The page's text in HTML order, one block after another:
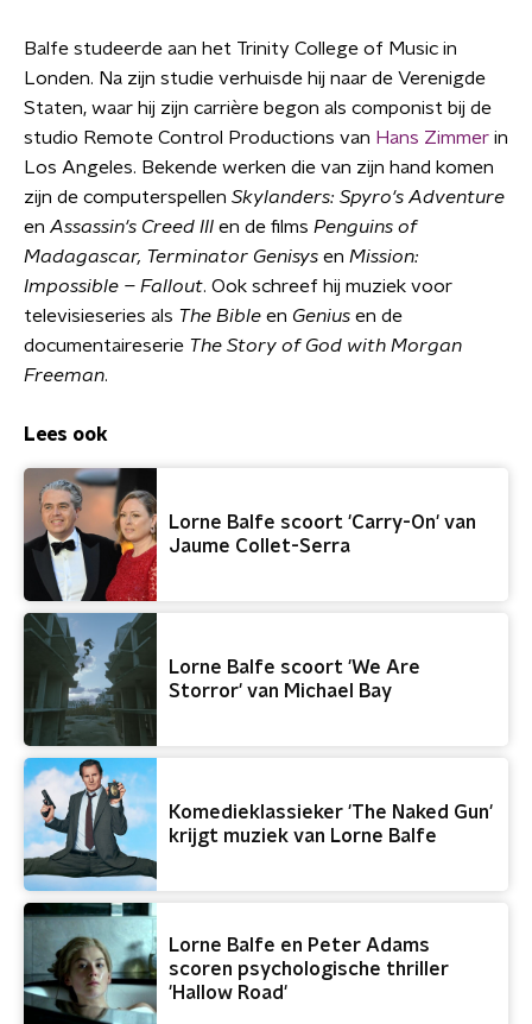
Balfe studeerde aan het Trinity College of Music in
Londen. Na zijn studie verhuisde hij naar de Verenigde
Staten, waar hij zijn carrière begon als componist bij de
studio Remote Control Productions van Hans Zimmer in
Los Angeles. Bekende werken die van zijn hand komen
zijn de computerspellen Skylanders: Spyro's Adventure
en Assassin's Creed III en de films Penguins of
Madagascar, Terminator Genisys en Mission:
Impossible – Fallout. Ook schreef hij muziek voor
televisieseries als The Bible en Genius en de
documentaireserie The Story of God with Morgan
Freeman.
Lees ook
Lorne Balfe scoort 'Carry-On' van
Jaume Collet-Serra
Lorne Balfe scoort 'We Are
Storror' van Michael Bay
Komedieklassieker 'The Naked Gun'
krijgt muziek van Lorne Balfe
Lorne Balfe en Peter Adams
scoren psychologische thriller
'Hallow Road'